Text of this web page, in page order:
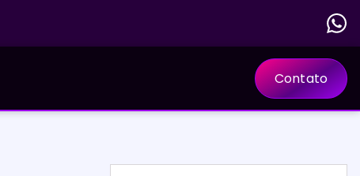
Contato